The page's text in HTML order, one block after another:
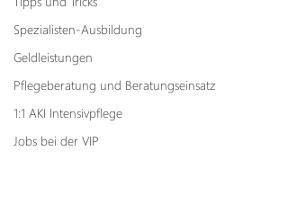
Spezialisten-Ausbildung
Geldleistungen
Pflegeberatung und Beratungseinsatz
1:1 AKI Intensivpflege
Jobs bei der VIP